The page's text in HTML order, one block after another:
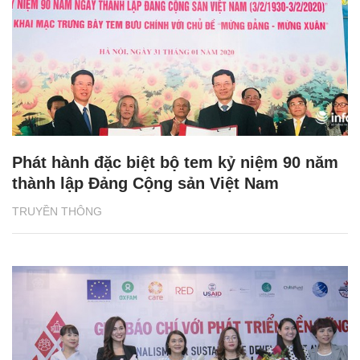
TRUYỀN THÔNG
Phát hành đặc biệt bộ tem kỷ niệm 90 năm
thành lập Đảng Cộng sản Việt Nam